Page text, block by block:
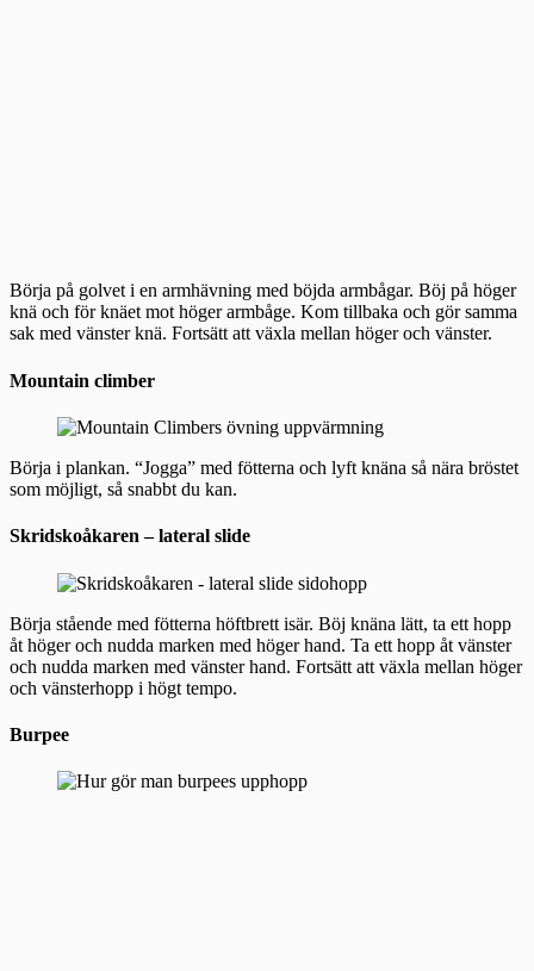
Börja på golvet i en armhävning med böjda armbågar. Böj på höger
knä och för knäet mot höger armbåge. Kom tillbaka och gör samma
sak med vänster knä. Fortsätt att växla mellan höger och vänster.
Mountain climber
Börja i plankan. “Jogga” med fötterna och lyft knäna så nära bröstet
som möjligt, så snabbt du kan.
Skridskoåkaren – lateral slide
Börja stående med fötterna höftbrett isär. Böj knäna lätt, ta ett hopp
åt höger och nudda marken med höger hand. Ta ett hopp åt vänster
och nudda marken med vänster hand. Fortsätt att växla mellan höger
och vänsterhopp i högt tempo.
Burpee